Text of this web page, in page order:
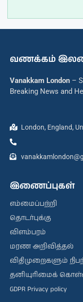
வணக்கம்
Vanakkam London –
Breaking News and
London, England,
இணைப்புகள்
எம்மைப்பற்றி
தொடர்புக்கு
விளம்பரம்
மரண அறிவித்தல்
விதிமுறைகளும்
தனியுரிமைக்
GDPR Privacy policy